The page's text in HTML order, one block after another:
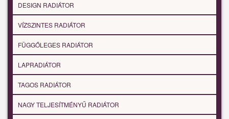
DESIGN RADIÁTOR
VÍZSZINTES RADIÁTOR
FÜGGŐLEGES RADIÁTOR
LAPRADIÁTOR
TAGOS RADIÁTOR
NAGY TELJESÍTMÉNYŰ RADIÁTOR